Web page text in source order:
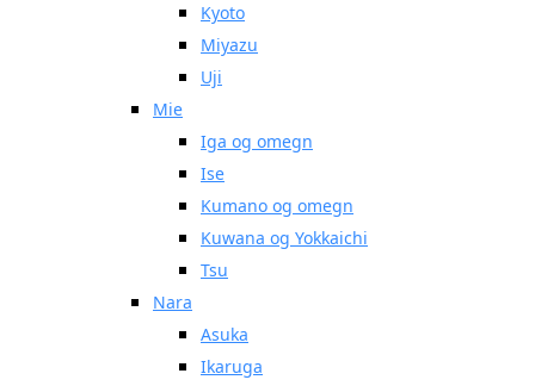
Kyoto
Miyazu
Uji
Mie
Iga og omegn
Ise
Kumano og omegn
Kuwana og Yokkaichi
Tsu
Nara
Asuka
Ikaruga